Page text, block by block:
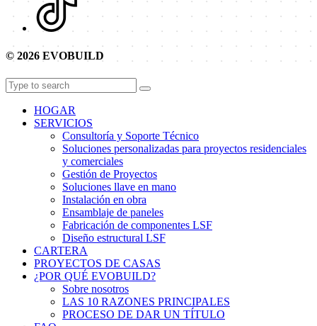
© 2026 EVOBUILD
HOGAR
SERVICIOS
Consultoría y Soporte Técnico
Soluciones personalizadas para proyectos residenciales
y comerciales
Gestión de Proyectos
Soluciones llave en mano
Instalación en obra
Ensamblaje de paneles
Fabricación de componentes LSF
Diseño estructural LSF
CARTERA
PROYECTOS DE CASAS
¿POR QUÉ EVOBUILD?
Sobre nosotros
LAS 10 RAZONES PRINCIPALES
PROCESO DE DAR UN TÍTULO